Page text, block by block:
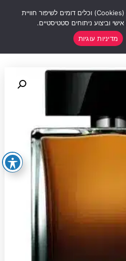
באתר נעשה שימוש בעוגיות (Cookies) וכלים דומים לשיפור חוויית
וביצוע ניתוחים סטטיסטיים.
מדיניות עוגיות